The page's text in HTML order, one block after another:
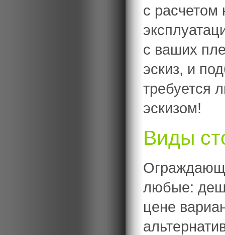
с
с ваших
эскиз, и
требуется
эскизом!
Виды
любые:
цене